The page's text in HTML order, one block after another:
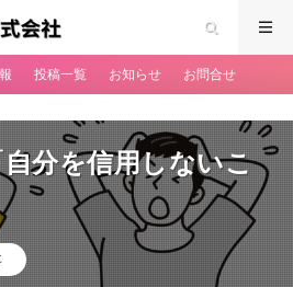
投稿一覧 お知らせ お問合せ
分を信用しないこ